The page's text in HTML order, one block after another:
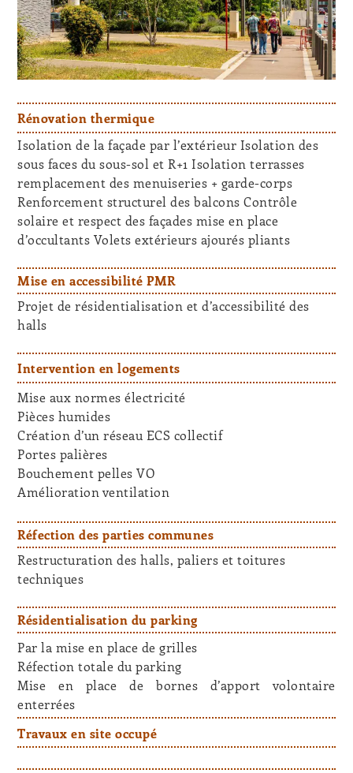
Rénovation thermique
Isolation de la façade par l’extérieur Isolation des
sous faces du sous-sol et R+1 Isolation terrasses
remplacement des menuiseries + garde-corps
Renforcement structurel des balcons Contrôle
solaire et respect des façades mise en place
d’occultants Volets extérieurs ajourés pliants
Mise en accessibilité PMR
Projet de résidentialisation et d’accessibilité des
halls
Intervention en logements
Mise aux normes électricité
Pièces humides
Création d’un réseau ECS collectif
Portes palières
Bouchement pelles VO
Amélioration ventilation
Réfection des parties communes
Restructuration des halls, paliers et toitures
techniques
Résidentialisation du parking
Par la mise en place de grilles
Réfection totale du parking
Mise en place de bornes d’apport volontaire
enterrées
Travaux en site occupé